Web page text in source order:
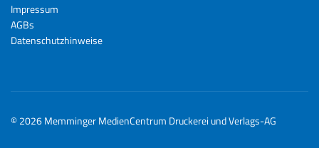
Impressum
AGBs
Datenschutzhinweise
©2026Memminger MedienCentrum Druckerei und Verlags-AG